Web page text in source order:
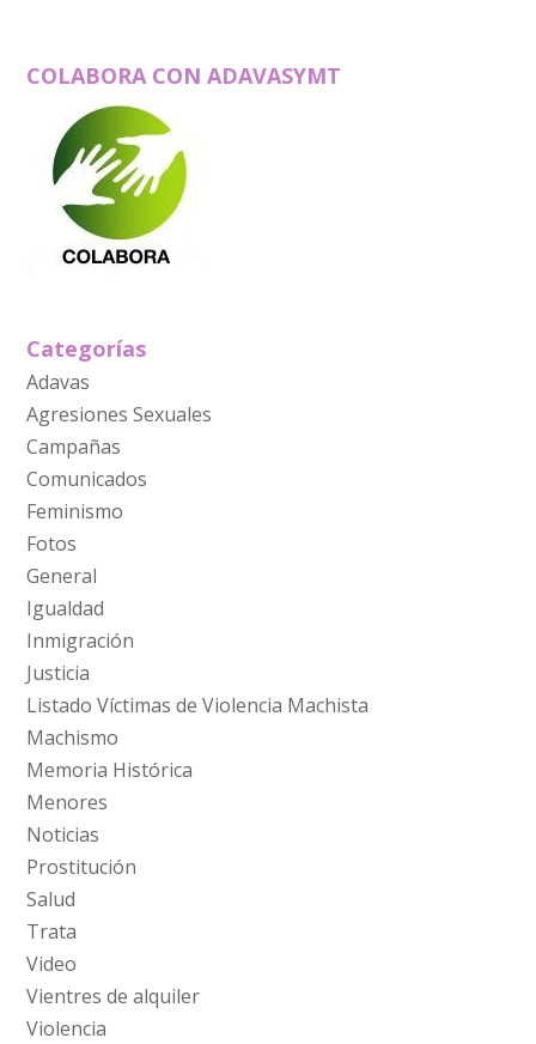
COLABORA CON ADAVASYMT
Categorías
Adavas
Agresiones Sexuales
Campañas
Comunicados
Feminismo
Fotos
General
Igualdad
Inmigración
Justicia
Listado Víctimas de Violencia Machista
Machismo
Memoria Histórica
Menores
Noticias
Prostitución
Salud
Trata
Video
Vientres de alquiler
Violencia